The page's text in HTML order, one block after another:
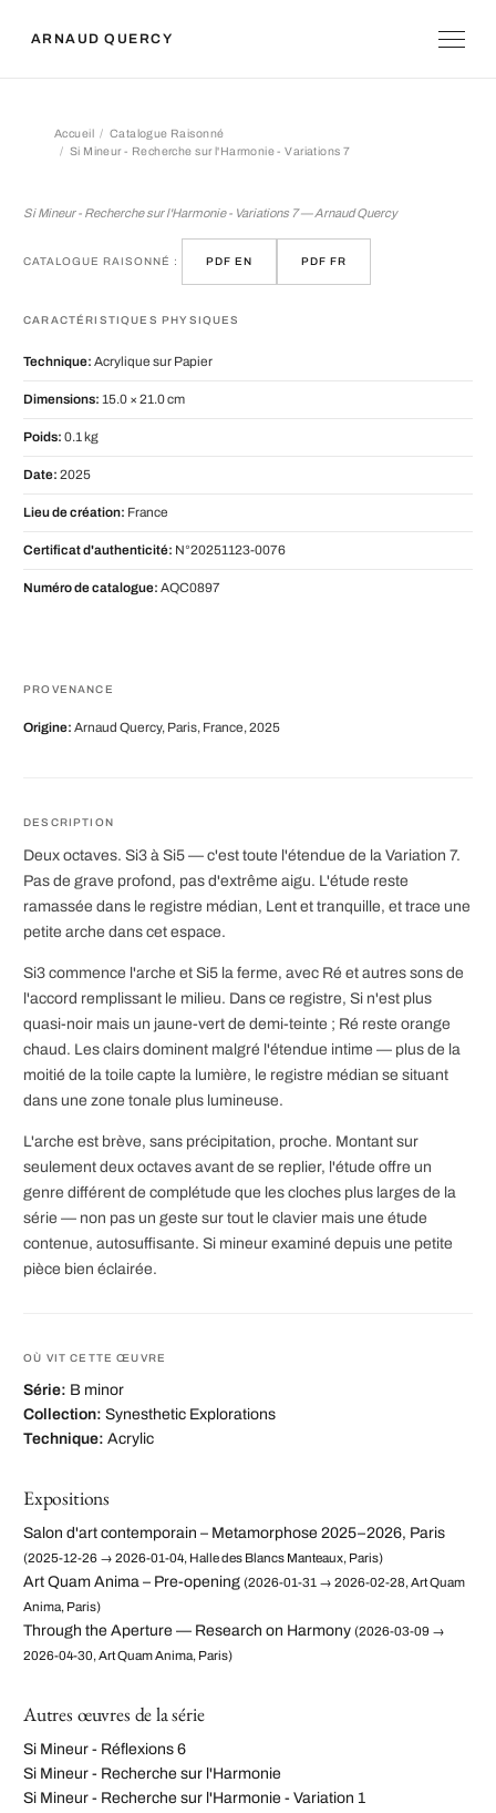
ARNAUD QUERCY
Accueil
Catalogue Raisonné
Si Mineur - Recherche sur l'Harmonie - Variations 7
Si Mineur - Recherche sur l'Harmonie - Variations 7 — Arnaud Quercy
CATALOGUE RAISONNÉ : PDF EN PDF FR
CARACTÉRISTIQUES PHYSIQUES
Technique: Acrylique sur Papier
Dimensions: 15.0 × 21.0 cm
Poids: 0.1 kg
Date: 2025
Lieu de création: France
Certificat d'authenticité: N°20251123-0076
Numéro de catalogue: AQC0897
PROVENANCE
Origine: Arnaud Quercy, Paris, France, 2025
DESCRIPTION
Deux octaves. Si3 à Si5 — c'est toute l'étendue de la Variation 7.
Pas de grave profond, pas d'extrême aigu. L'étude reste
ramassée dans le registre médian, Lent et tranquille, et trace une
petite arche dans cet espace.
Si3 commence l'arche et Si5 la ferme, avec Ré et autres sons de
l'accord remplissant le milieu. Dans ce registre, Si n'est plus
quasi-noir mais un jaune-vert de demi-teinte ; Ré reste orange
chaud. Les clairs dominent malgré l'étendue intime — plus de la
moitié de la toile capte la lumière, le registre médian se situant
dans une zone tonale plus lumineuse.
L'arche est brève, sans précipitation, proche. Montant sur
seulement deux octaves avant de se replier, l'étude offre un
genre différent de complétude que les cloches plus larges de la
série — non pas un geste sur tout le clavier mais une étude
contenue, autosuffisante. Si mineur examiné depuis une petite
pièce bien éclairée.
OÙ VIT CETTE ŒUVRE
Série: B minor
Collection: Synesthetic Explorations
Technique: Acrylic
Expositions
Salon d'art contemporain – Metamorphose 2025–2026, Paris
(2025-12-26 → 2026-01-04, Halle des Blancs Manteaux, Paris)
Art Quam Anima – Pre-opening (2026-01-31 → 2026-02-28, Art Quam
Anima, Paris)
Through the Aperture — Research on Harmony (2026-03-09 →
2026-04-30, Art Quam Anima, Paris)
Autres œuvres de la série
Si Mineur - Réflexions 6
Si Mineur - Recherche sur l'Harmonie
Si Mineur - Recherche sur l'Harmonie - Variation 1